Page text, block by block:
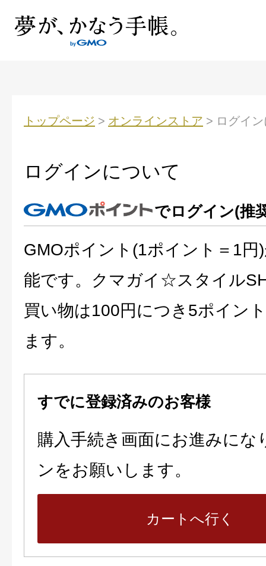
トップページ > オンラインストア > ログイ
ログインについて
でログイン(推
GMOポイント(1ポイント＝1円
能です。クマガイ☆スタイル
買い物は100円につき5ポイン
ます。
すでに登録済みのお客様
購入手続き画面にお進みにな
ンをお願いします。
カートへ行く